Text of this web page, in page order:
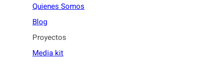
Quienes Somos
Blog
Proyectos
Media kit